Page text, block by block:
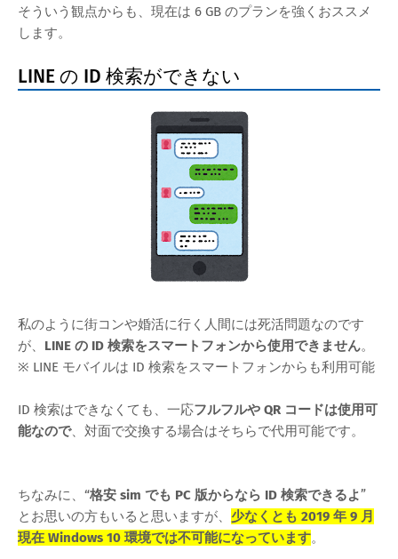
そういう観点からも、現在は 6 GB のプランを強くおススメ
します。
LINE の ID 検索ができない
私のように街コンや婚活に行く人間には死活問題なのです
が、 LINE の ID 検索をスマートフォンから使用できません。
※ LINE モバイルは ID 検索をスマートフォンからも利用可能
ID 検索はできなくても、一応フルフルや QR コードは使用可
能なので、対面で交換する場合はそちらで代用可能です。
ちなみに、“格安 sim でも PC 版からなら ID 検索できるよ”
とお思いの方もいると思いますが、 少なくとも 2019 年 9 月
現在 Windows 10 環境では不可能になっています。